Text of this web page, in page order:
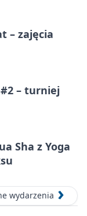
– zajęcia
– turniej
Sha z Yoga
wydarzenia